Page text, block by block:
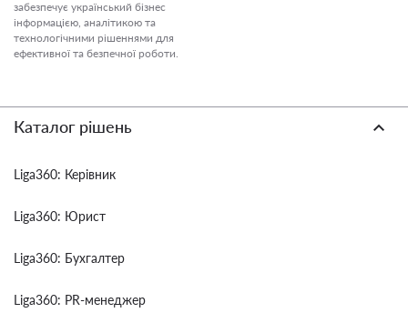
забезпечує український бізнес
інформацією, аналітикою та
технологічними рішеннями для
ефективної та безпечної роботи.
Каталог рішень
Liga360: Керівник
Liga360: Юрист
Liga360: Бухгалтер
Liga360: PR-менеджер